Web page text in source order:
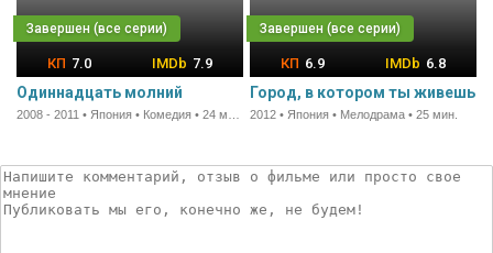
7.0 7.9
Одиннадцать молний
6.9 6.8
Город, в котором ты живешь
2012 • Япония • Мелодрама • 25 мин.